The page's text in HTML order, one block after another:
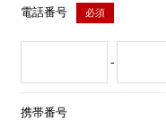
電話番号 必須
-
携帯番号